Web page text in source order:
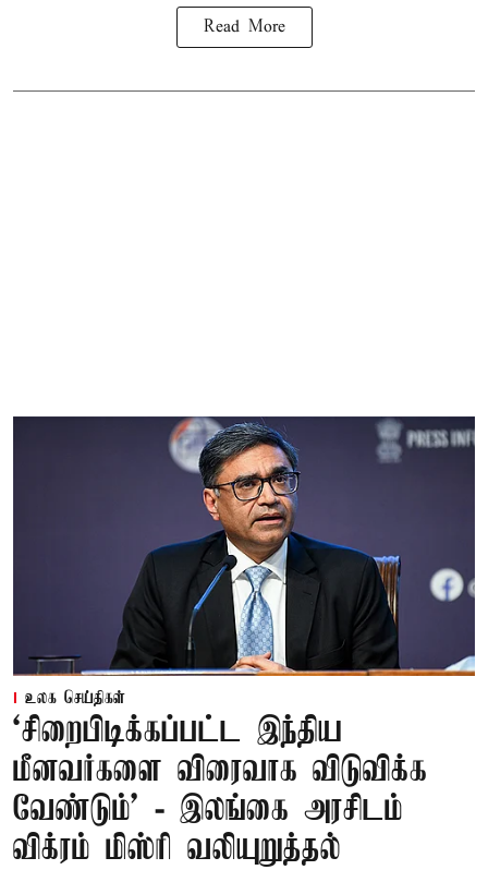
Read More
உலக செய்திகள்
‘சிறைபிடிக்கப்பட்ட இந்திய
மீனவர்களை விரைவாக விடுவிக்க
வேண்டும்' - இலங்கை அரசிடம்
விக்ரம் மிஸ்ரி வலியுறுத்தல்